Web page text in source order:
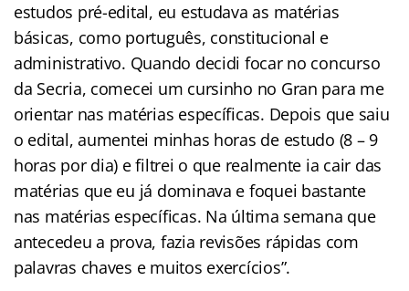
estudos pré-edital, eu estudava as matérias
básicas, como português, constitucional e
administrativo. Quando decidi focar no concurso
da Secria, comecei um cursinho no Gran para me
orientar nas matérias específicas. Depois que saiu
o edital, aumentei minhas horas de estudo (8 – 9
horas por dia) e filtrei o que realmente ia cair das
matérias que eu já dominava e foquei bastante
nas matérias específicas. Na última semana que
antecedeu a prova, fazia revisões rápidas com
palavras chaves e muitos exercícios”.